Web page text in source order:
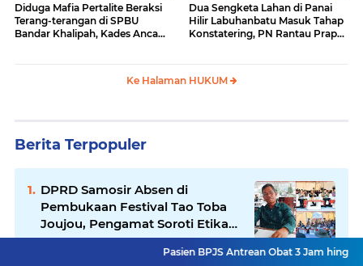
Diduga Mafia Pertalite Beraksi
Terang-terangan di SPBU
Bandar Khalipah, Kades Ancam
Dua Sengketa Lahan di Panai
Hilir Labuhanbatu Masuk Tahap
Konstatering, PN Rantau Prapat
Ke Halaman HUKUM
Berita Terpopuler
DPRD Samosir Absen di
Pembukaan Festival Tao Toba
Joujou, Pengamat Soroti Etika
Birokrasi Pemkab
Pasien BPJS Antrean Obat 3 Jam hingga Pasien 2